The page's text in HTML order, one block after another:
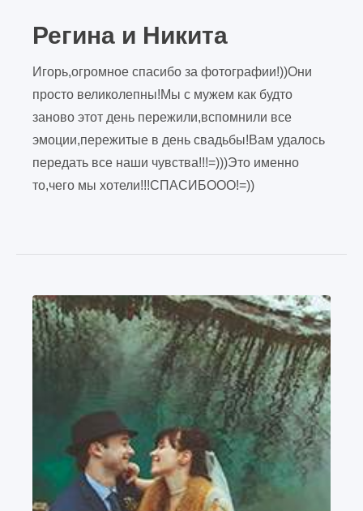
Регина и Никита
Игорь,огромное спасибо за фотографии!))Они
просто великолепны!Мы с мужем как будто
заново этот день пережили,вспомнили все
эмоции,пережитые в день свадьбы!Вам удалось
передать все наши чувства!!!=)))Это именно
то,чего мы хотели!!!СПАСИБООО!=))